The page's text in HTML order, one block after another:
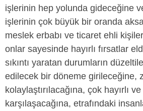
işlerinin hep yolunda gideceğine
işlerinin çok büyük bir oranda
meslek erbabı ve ticaret ehli
onlar sayesinde hayırlı fırsatlar
sıkıntı yaratan durumların
edilecek bir döneme girileceğine,
kolaylaştırılacağına, çok hayırlı
karşılaşacağına, etrafındaki